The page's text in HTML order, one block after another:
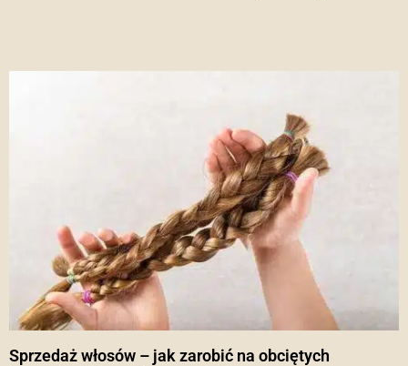
Sprzedaż włosów – jak zarobić na obciętych